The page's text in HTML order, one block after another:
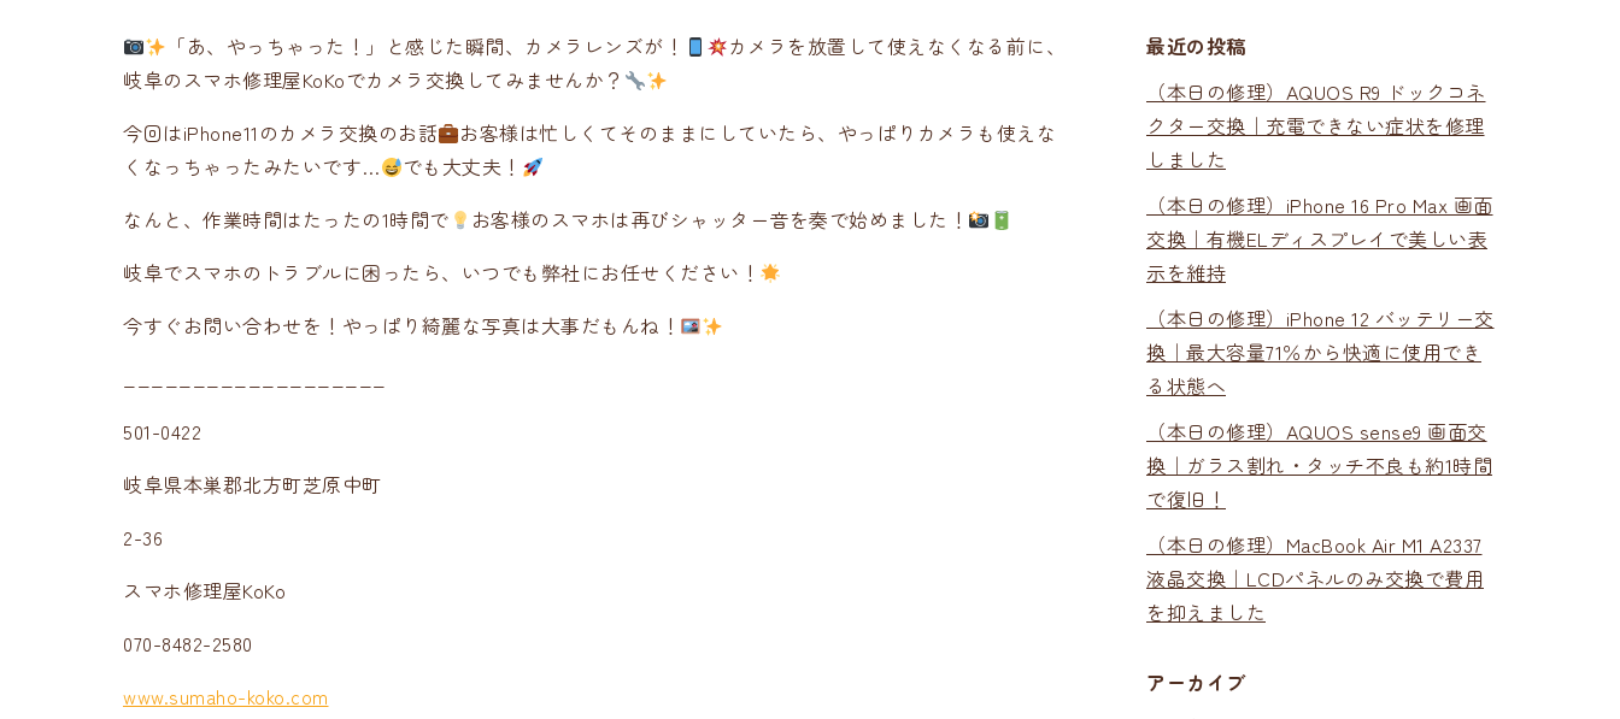
「あ、やっちゃった！」と感じた瞬間、カメラレンズが！
カメラを放置して使えなくなる前に、
岐阜のスマホ修理屋KoKoでカメラ交換してみませんか？
今回はiPhone11のカメラ交換のお話
お客様は忙しくてそのままにしていたら、やっぱりカメラも使えな
くなっちゃったみたいです…
でも大丈夫！
なんと、作業時間はたったの1時間で
お客様のスマホは再びシャッター音を奏で始めました！
岐阜でスマホのトラブルに困ったら、いつでも弊社にお任せください！
今すぐお問い合わせを！やっぱり綺麗な写真は大事だもんね！
501-0422
岐阜県本巣郡北方町芝原中町
2-36
スマホ修理屋KoKo
070-8482-2580
www.sumaho-koko.com
最近の投稿
（本日の修理）AQUOS R9 ドックコネ
クター交換｜充電できない症状を修理
しました
（本日の修理）iPhone 16 Pro Max 画面
交換｜有機ELディスプレイで美しい表
示を維持
（本日の修理）iPhone 12 バッテリー交
換｜最大容量71％から快適に使用でき
る状態へ
（本日の修理）AQUOS sense9 画面交
換｜ガラス割れ・タッチ不良も約1時間
で復旧！
（本日の修理）MacBook Air M1 A2337
液晶交換｜LCDパネルのみ交換で費用
を抑えました
アーカイブ